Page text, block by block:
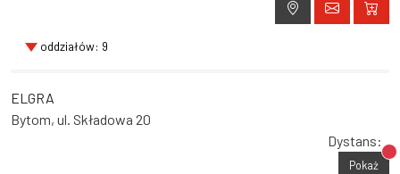
oddziałów: 9
ELGRA
Bytom, ul. Składowa 20
Dystans:
Pokaż